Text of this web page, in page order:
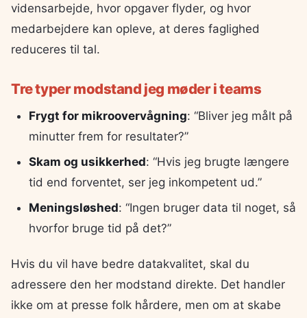
vidensarbejde, hvor opgaver flyder, og hvor
medarbejdere kan opleve, at deres faglighed
reduceres til tal.
Tre typer modstand jeg møder i teams
Frygt for mikroovervågning: “Bliver jeg målt på
minutter frem for resultater?”
Skam og usikkerhed: “Hvis jeg brugte længere
tid end forventet, ser jeg inkompetent ud.”
Meningsløshed: “Ingen bruger data til noget, så
hvorfor bruge tid på det?”
Hvis du vil have bedre datakvalitet, skal du
adressere den her modstand direkte. Det handler
ikke om at presse folk hårdere, men om at skabe